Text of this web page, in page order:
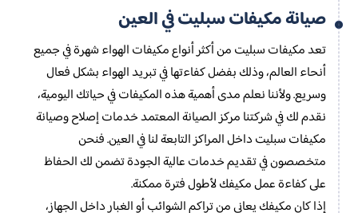
صيانة مكيفات سبليت في العين
تعد مكيفات سبليت من أكثر أنواع مكيفات الهواء شهرة في جميع
أنحاء العالم، وذلك بفضل كفاءتها في تبريد الهواء بشكل فعال
وسريع. ولأننا نعلم مدى أهمية هذه المكيفات في حياتك اليومية،
نقدم لك في شركتنا مركز الصيانة المعتمد خدمات إصلاح وصيانة
مكيفات سبليت داخل المراكز التابعة لنا في العين. فنحن
متخصصون في تقديم خدمات عالية الجودة تضمن لك الحفاظ
على كفاءة عمل مكيفك لأطول فترة ممكنة.
إذا كان مكيفك يعاني من تراكم الشوائب أو الغبار داخل الجهاز،